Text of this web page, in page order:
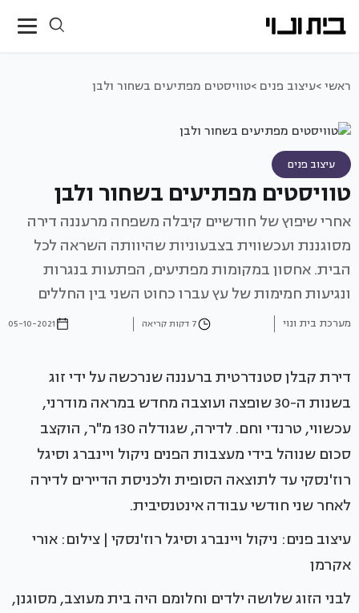
ראשי >עיצוב פנים >טוויסטים מפתיעים בשחור ולבן
עיצוב פנים
טוויסטים מפתיעים בשחור ולבן
אחרי שיפוץ של חודשיים קיבלה משפחה מרעננה דירה
מסוגננת ועכשווית בצבעוניות שהיוותה השראה לכל
הבית. אחסון במקומות מפתיעים, הפתעות בנגרות
ונגיעות חמימות של עץ עברו כחוט השני בין החללים
מערכת בית ונוי 7 דקות קריאה 05-10-2021
דירת קבלן סטנדרטית ברעננה שנרכשה על ידי זוג
בשנות ה-30 שופצה ועוצבה מחדש במראה מודרני,
עכשווי, טרנדי וחם. לדירה, שגודלה 130 מ"ר, הוקצב
סכום שנוהל בידי מעצבות הפנים ניקול ויינברג וסיגל
רוז'נסקי עד לתוצאה הסופית ולכניסת הדיירים לדירה
לאחר שני חודשי עבודה אינטנסיבית.
עיצוב פנים: ניקול ויינברג וסיגל רוז'נסקי | צילום: אורי
אקרמן
לבני הזוג שלושה ילדים וחלומם היה בית מעוצב, מסוגנן,